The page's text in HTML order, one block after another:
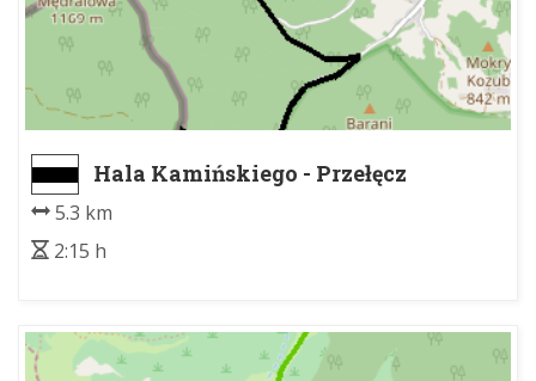
Hala Kamińskiego - Przełęcz
Jałowiecka Północna
5.3 km
2:15 h